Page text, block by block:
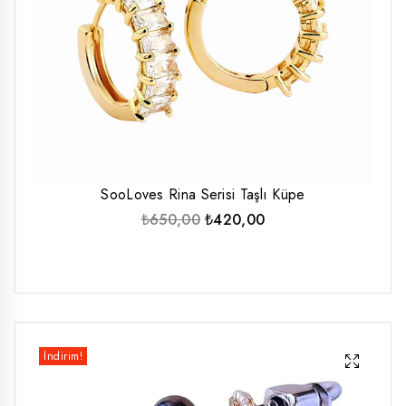
SooLoves Rina Serisi Taşlı Küpe
₺650,00 Orijinal
₺420,00Şu
İndirim!